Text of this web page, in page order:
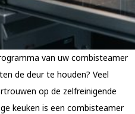
van uw combisteamer
de deur te houden? Veel
op de zelfreinigende
keuken is een combisteamer